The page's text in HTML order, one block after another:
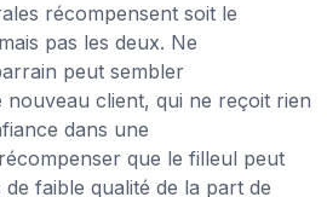
récompensent soit le
pas les deux. Ne
peut sembler
client, qui ne reçoit rien
dans une
que le filleul peut
faible qualité de la part de